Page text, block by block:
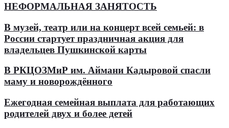
НЕФОРМАЛЬНАЯ ЗАНЯТОСТЬ
В музей, театр или на концерт всей семьей: в
России стартует праздничная акция для
владельцев Пушкинской карты
В РКЦОЗМиР им. Аймани Кадыровой спасли
маму и новорождённого
Ежегодная семейная выплата для работающих
родителей двух и более детей